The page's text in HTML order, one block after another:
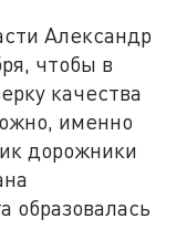
Александр
чтобы в
качества
именно
дорожники
образовалась